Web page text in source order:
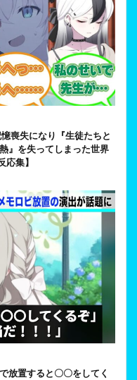
喪失になり『生徒たちと
』を失ってしまった世界
集】
放置すると〇〇をしてく